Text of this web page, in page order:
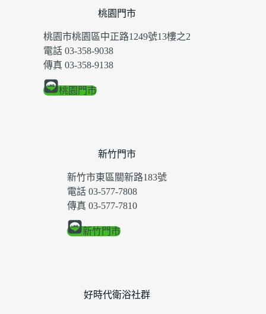
桃園門市
桃園市桃園區中正路1249號13樓之2
電話 03-358-9038
傳真 03-358-9138
桃園門市
新竹門市
新竹市東區關新路183號
電話 03-577-7808
傳真 03-577-7810
新竹門市
好時代衛浴社群